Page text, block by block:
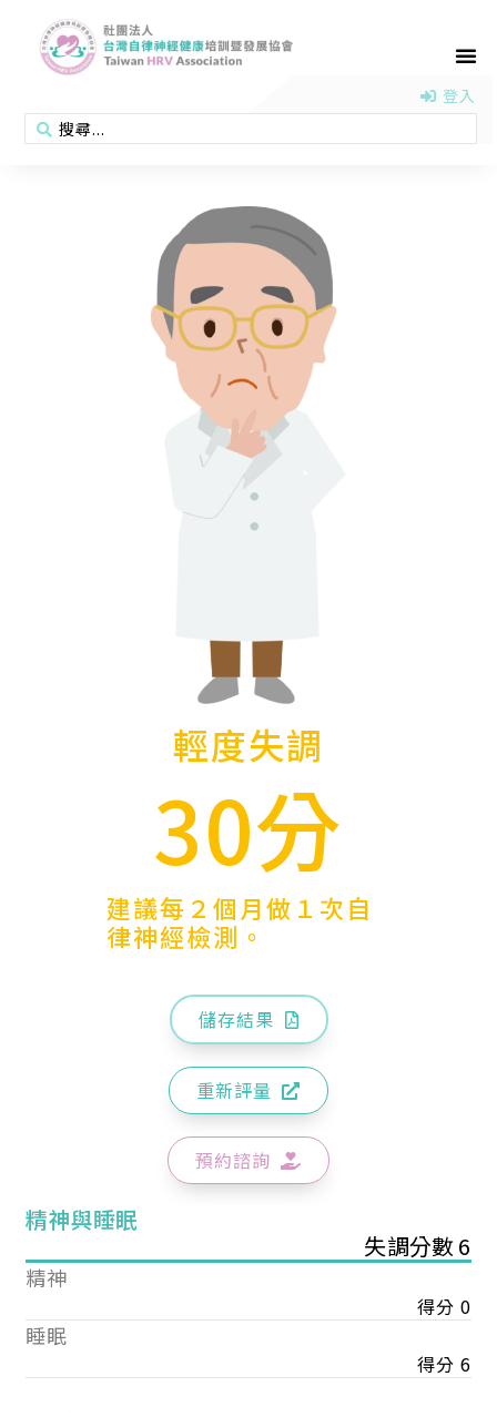
登入
輕度失調
30分
建議每２個月做１次自
律神經檢測。
儲存結果
重新評量
預約諮詢
精神與睡眠
失調分數 6
精神
得分 0
睡眠
得分 6